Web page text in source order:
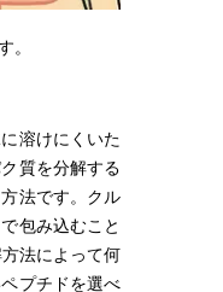
。
溶けにくいた
質を分解する
法です。クル
包み込むこと
法によって何
プチドを選べ